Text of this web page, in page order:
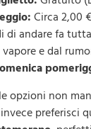
Circa 2,00
di andare fa
e dal
opzioni non
invece preferisci